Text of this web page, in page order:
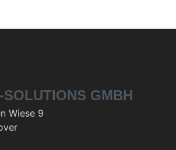
SOLUTIONS GMBH
Wiese 9